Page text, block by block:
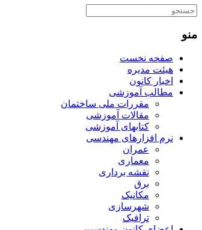
منو
صفحه نخست
هیئت مدیره
اخبار کانون
مطالب آموزشی
مقررات ملی ساختمان
مقالات آموزشی
کتابهای آموزشی
نرم افزارهای مهندسی
عمران
معماری
نقشه برداری
برق
مکانیک
شهرسازی
ترافیک